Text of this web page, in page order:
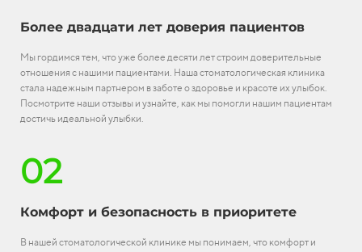
Более двадцати лет доверия пациентов
Мы гордимся тем, что уже более десяти лет строим доверительные
отношения с нашими пациентами. Наша стоматологическая клиника
стала надежным партнером в заботе о здоровье и красоте их улыбок.
Посмотрите наши отзывы и узнайте, как мы помогли нашим пациентам
достичь идеальной улыбки.
02
Комфорт и безопасность в приоритете
В нашей стоматологической клинике мы понимаем, что комфорт и